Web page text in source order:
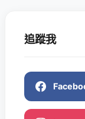
追蹤我